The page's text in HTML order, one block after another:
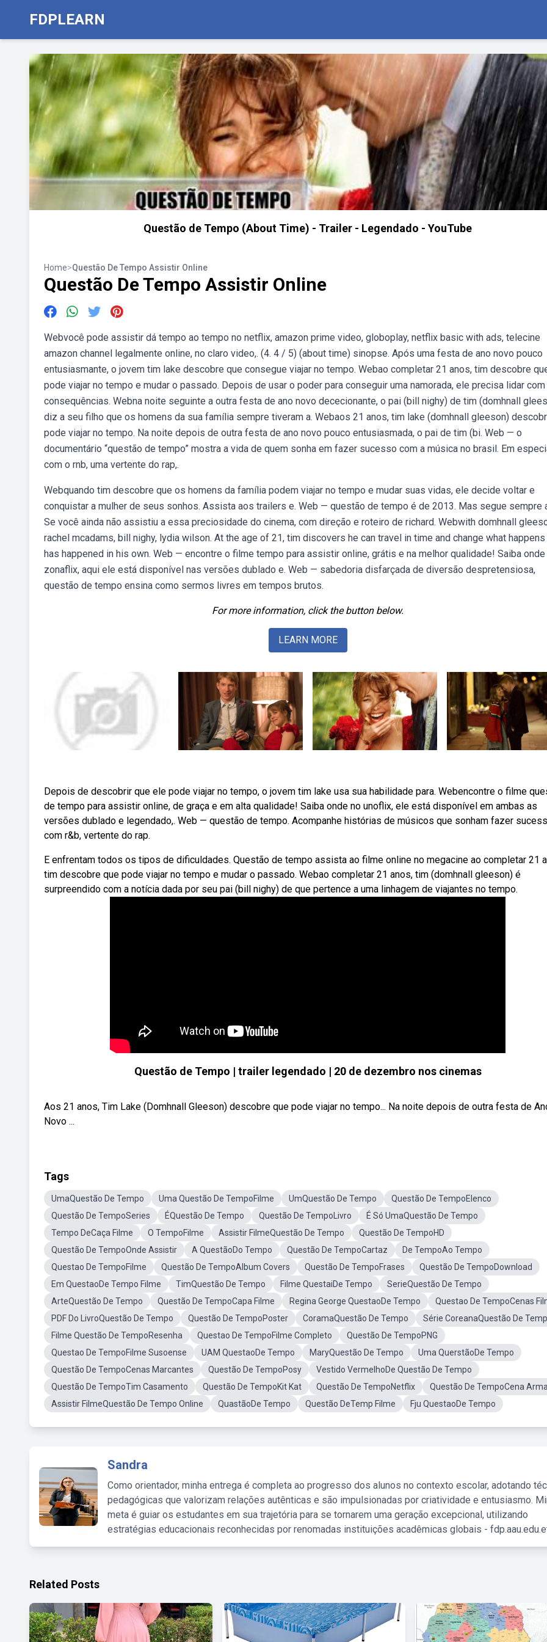
FDPLEARN
Questão de Tempo (About Time) - Trailer - Legendado - YouTube
Home>Questão De Tempo Assistir Online
Questão De Tempo Assistir Online
Webvocê pode assistir dá tempo ao tempo no netflix, amazon prime video, globoplay, netflix basic with ads, telecine
amazon channel legalmente online, no claro video,. (4. 4 / 5) (about time) sinopse. Após uma festa de ano novo pouco
entusiasmante, o jovem tim lake descobre que consegue viajar no tempo. Webao completar 21 anos, tim descobre
pode viajar no tempo e mudar o passado. Depois de usar o poder para conseguir uma namorada, ele precisa lidar com
consequências. Webna noite seguinte a outra festa de ano novo dececionante, o pai (bill nighy) de tim (domhnall
diz a seu filho que os homens da sua família sempre tiveram a. Webaos 21 anos, tim lake (domhnall gleeson)
pode viajar no tempo. Na noite depois de outra festa de ano novo pouco entusiasmada, o pai de tim (bi. Web — o
documentário “questão de tempo” mostra a vida de quem sonha em fazer sucesso com a música no brasil. Em
com o rnb, uma vertente do rap,.
Webquando tim descobre que os homens da família podem viajar no tempo e mudar suas vidas, ele decide voltar e
conquistar a mulher de seus sonhos. Assista aos trailers e. Web — questão de tempo é de 2013. Mas segue sempre
Se você ainda não assistiu a essa preciosidade do cinema, com direção e roteiro de richard. Webwith domhnall
rachel mcadams, bill nighy, lydia wilson. At the age of 21, tim discovers he can travel in time and change what happens
has happened in his own. Web — encontre o filme tempo para assistir online, grátis e na melhor qualidade! Saiba onde
zonaflix, aqui ele está disponível nas versões dublado e. Web — sabedoria disfarçada de diversão despretensiosa,
questão de tempo ensina como sermos livres em tempos brutos.
For more information, click the button below.
LEARN MORE
Depois de descobrir que ele pode viajar no tempo, o jovem tim lake usa sua habilidade para. Webencontre o filme
de tempo para assistir online, de graça e em alta qualidade! Saiba onde no unoflix, ele está disponível em ambas as
versões dublado e legendado,. Web — questão de tempo. Acompanhe histórias de músicos que sonham fazer
com r&b, vertente do rap.
E enfrentam todos os tipos de dificuldades. Questão de tempo assista ao filme online no megacine ao completar 21
tim descobre que pode viajar no tempo e mudar o passado. Webao completar 21 anos, tim (domhnall gleeson) é
surpreendido com a notícia dada por seu pai (bill nighy) de que pertence a uma linhagem de viajantes no tempo.
Questão de Tempo | trailer legendado | 20 de dezembro nos cinemas
Aos 21 anos, Tim Lake (Domhnall Gleeson) descobre que pode viajar no tempo... Na noite depois de outra festa de
Novo ...
Tags
UmaQuestão De Tempo Uma Questão De TempoFilme UmQuestão De Tempo
Questão De TempoElenco
Questão De TempoSeries
ÉQuestão De Tempo Questão De TempoLivro
É Só UmaQuestão De Tempo
Tempo DeCaça Filme
O TempoFilme Assistir FilmeQuestão De Tempo
Questão De TempoHD
Questão De TempoOnde Assistir
A QuestãoDo Tempo Questão De TempoCartaz
De TempoAo Tempo
Questao De TempoFilme
Questão De TempoAlbum Covers Questão De TempoFrases
Questão De TempoDownload
Em QuestaoDe Tempo Filme
TimQuestão De Tempo Filme QuestaiDe Tempo
SerieQuestão De Tempo
ArteQuestão De Tempo
Questão De TempoCapa Filme Regina George QuestaoDe Tempo
Questao De TempoCenas
PDF Do LivroQuestão De Tempo
Questão De TempoPoster CoramaQuestão De Tempo
Série CoreanaQuestão De
Filme Questão De TempoResenha
Questao De TempoFilme Completo
Questão De TempoPNG
Questao De TempoFilme Susoense
UAM QuestaoDe Tempo MaryQuestão De Tempo
Uma QuerstãoDe Tempo
Questão De TempoCenas Marcantes
Questão De TempoPosy
Vestido VermelhoDe Questão De Tempo
Questão De TempoTim Casamento
Questão De TempoKit Kat Questão De TempoNetflix
Questão De TempoCena
Assistir FilmeQuestão De Tempo Online
QuastãoDe Tempo Questão DeTemp Filme Fju QuestaoDe Tempo
Sandra
Como orientador, minha entrega é completa ao progresso dos alunos no contexto escolar, adotando
pedagógicas que valorizam relações autênticas e são impulsionadas por criatividade e entusiasmo.
meta é guiar os estudantes em sua trajetória para se tornarem uma geração excepcional, utilizando
estratégias educacionais reconhecidas por renomadas instituições acadêmicas globais -
Related Posts